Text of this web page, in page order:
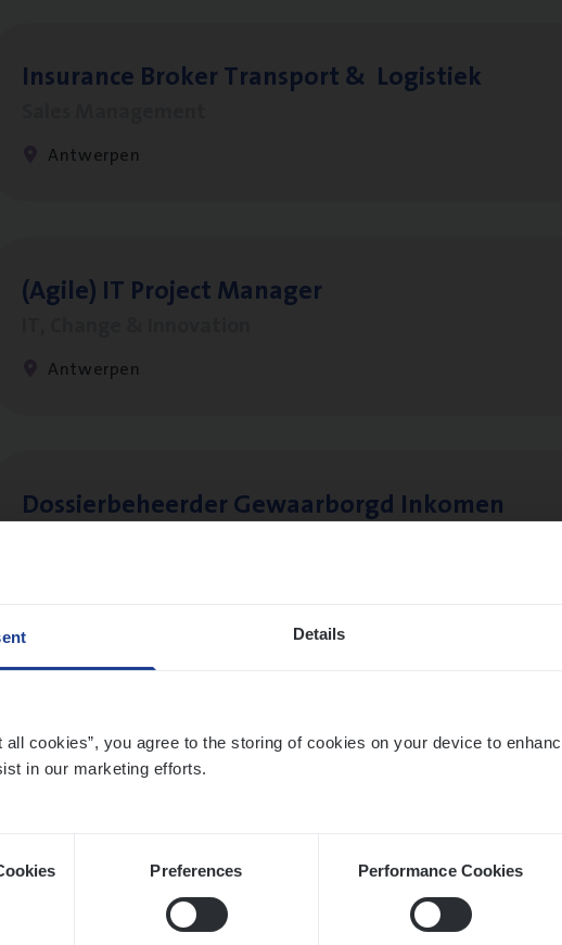
Details
all cookies”, you agree to the storing of cookies on your device to
in our marketing efforts.
Preferences Performance Cookies
Insu­ran­ce Bro­ker Trans­port& Logistiek
Antwerpen
(Agi­le) IT Pro­ject Manager
Antwerpen
Dos­sier­be­heer­der Gewaar­borgd Inkomen
mans — Mechelen
Insurance Operations